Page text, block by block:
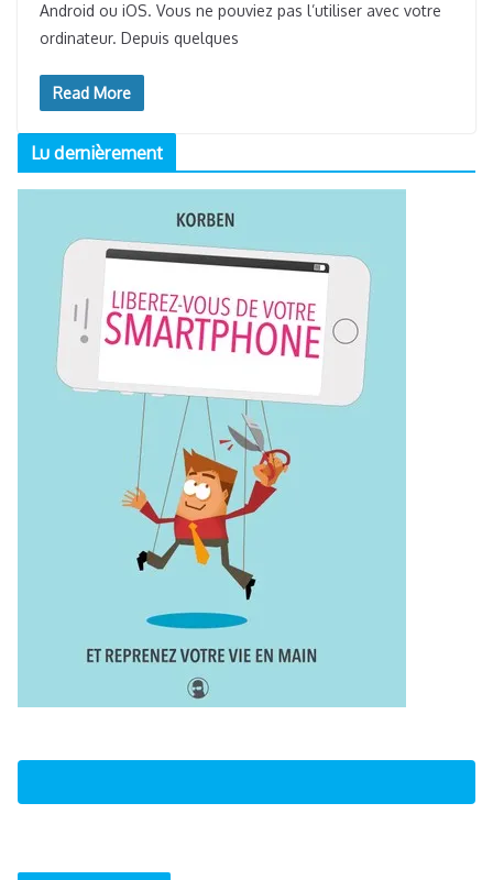
Android ou iOS. Vous ne pouviez pas l’utiliser avec votre
ordinateur. Depuis quelques
Read More
Lu dernièrement